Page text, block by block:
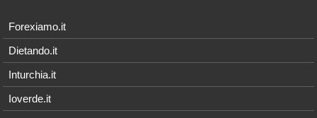
Forexiamo.it
Dietando.it
Inturchia.it
Ioverde.it